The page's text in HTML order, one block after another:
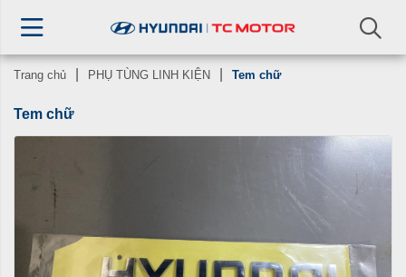
Trang chủ PHỤ TÙNG LINH KIỆN Tem chữ
Tem chữ